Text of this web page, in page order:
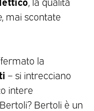
mai scontate
la
– si intrecciano
intere
Bertoli è un